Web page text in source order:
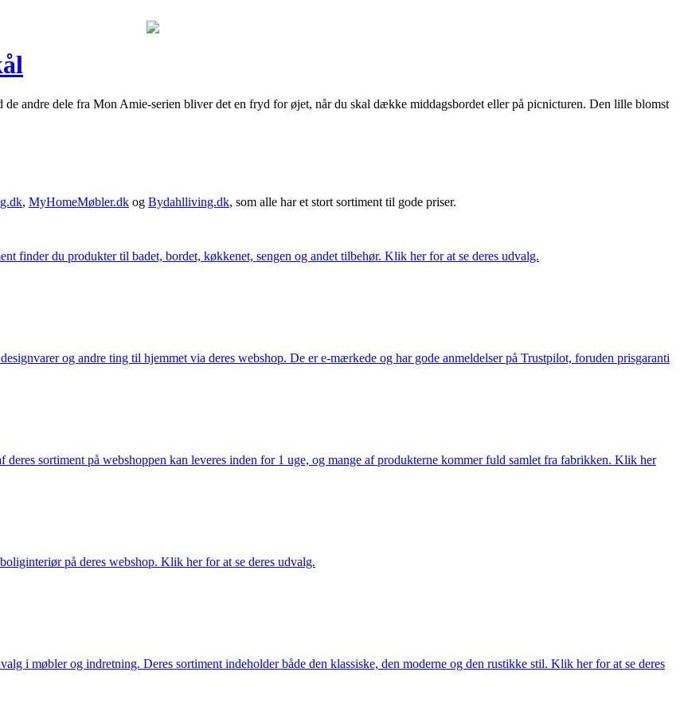
andre dele fra Mon Amie-serien bliver det en fryd for øjet, når du skal dække middagsbordet eller på picnicturen. Den lille blomst
, MyHomeMøbler.dk og Bydahlliving.dk, som alle har et stort sortiment til gode priser.
finder du produkter til badet, bordet, køkkenet, sengen og andet tilbehør. Klik her for at se deres udvalg.
og andre ting til hjemmet via deres webshop. De er e-mærkede og har gode anmeldelser på Trustpilot, foruden prisgaranti
sortiment på webshoppen kan leveres inden for 1 uge, og mange af produkterne kommer fuld samlet fra fabrikken. Klik her
på deres webshop. Klik her for at se deres udvalg.
i møbler og indretning. Deres sortiment indeholder både den klassiske, den moderne og den rustikke stil. Klik her for at se deres